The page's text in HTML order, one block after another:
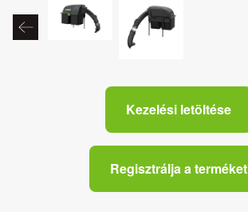
Kezelési letöltése
Regisztrálja a terméket